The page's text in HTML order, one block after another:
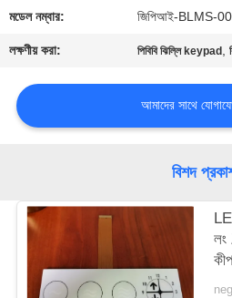
উদ্ধৃতির
আবেদন
ম্যাপ
PRIVACY
POLICY
মডেল নম্বার: জিপিআই-BLMS-
লক্ষণীয় করা: পিবিবি ঝিল্লি keypad ,
আমাদের সাথে
বিশদ
লং